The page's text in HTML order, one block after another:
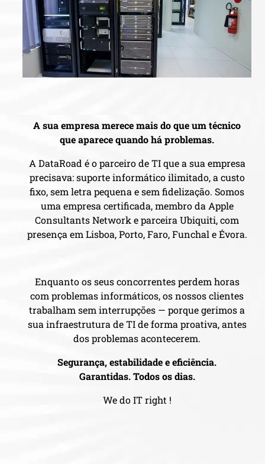
A sua empresa merece mais do que um técnico
que aparece quando há problemas.
A DataRoad é o parceiro de TI que a sua empresa
precisava: suporte informático ilimitado, a custo
fixo, sem letra pequena e sem fidelização. Somos
uma empresa certificada, membro da Apple
Consultants Network e parceira Ubiquiti, com
presença em Lisboa, Porto, Faro, Funchal e Évora.
Enquanto os seus concorrentes perdem horas
com problemas informáticos, os nossos clientes
trabalham sem interrupções — porque gerimos a
sua infraestrutura de TI de forma proativa, antes
dos problemas acontecerem.
Segurança, estabilidade e eficiência.
Garantidas. Todos os dias.
We do IT right !